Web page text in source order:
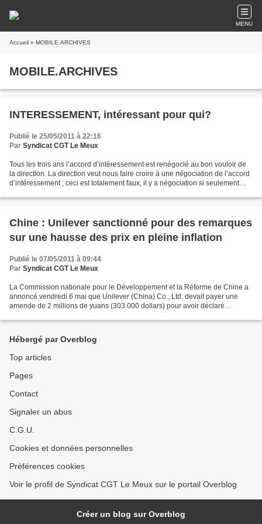
MENU
Accueil » MOBILE.ARCHIVES
MOBILE.ARCHIVES
INTERESSEMENT, intéressant pour qui?
Publié le 25/05/2011 à 22:16
Par Syndicat CGT Le Meux
Tous les trois ans l’accord d’intéressement est renégocié au bon vouloir de
la direction. La direction veut nous faire croire à une négociation de l’accord
d’intéressement ; ceci est totalement faux, il y a négociation si seulement
Chine : Unilever sanctionné pour des remarques
sur une hausse des prix en pleine inflation
Publié le 07/05/2011 à 09:44
Par Syndicat CGT Le Meux
La Commission nationale pour le Développement et la Réforme de Chine a
annoncé vendredi 6 mai que Unilever (China) Co., Ltd. devait payer une
amende de 2 millions de yuans (303 000 dollars) pour avoir déclaré
Hébergé par Overblog
Top articles
Pages
Contact
Signaler un abus
C.G.U.
Cookies et données personnelles
Préférences cookies
Voir le profil de Syndicat CGT Le Meux sur le portail Overblog
Créer un blog sur Overblog